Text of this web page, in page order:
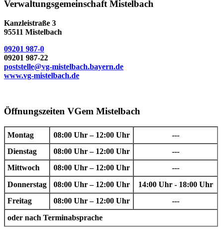
Verwaltungsgemeinschaft Mistelbach
Kanzleistraße 3
95511 Mistelbach
09201 987-0
09201 987-22
poststelle@vg-mistelbach.bayern.de
www.vg-mistelbach.de
Öffnungszeiten VGem Mistelbach
Montag 08:00 Uhr – 12:00 Uhr
---
Dienstag
08:00 Uhr – 12:00 Uhr
---
Mittwoch
08:00 Uhr – 12:00 Uhr
---
Donnerstag
08:00 Uhr – 12:00 Uhr
14:00 Uhr - 18:00 Uhr
Freitag
08:00 Uhr – 12:00 Uhr
---
oder nach Terminabsprache